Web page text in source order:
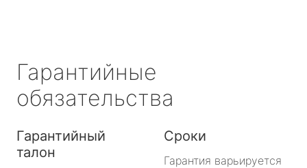
Гарантийные
обязательства
Гарантийный
талон
Сроки
Гарантия варьируется